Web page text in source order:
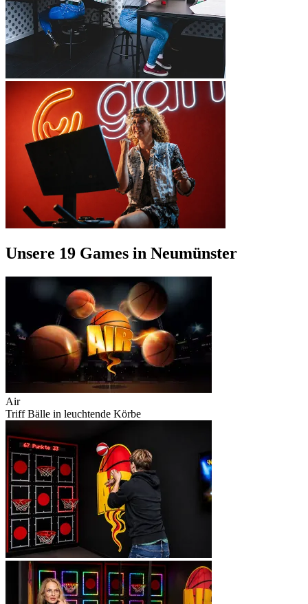
Unsere 19 Games in Neumünster
Air
Triff Bälle in leuchtende Körbe